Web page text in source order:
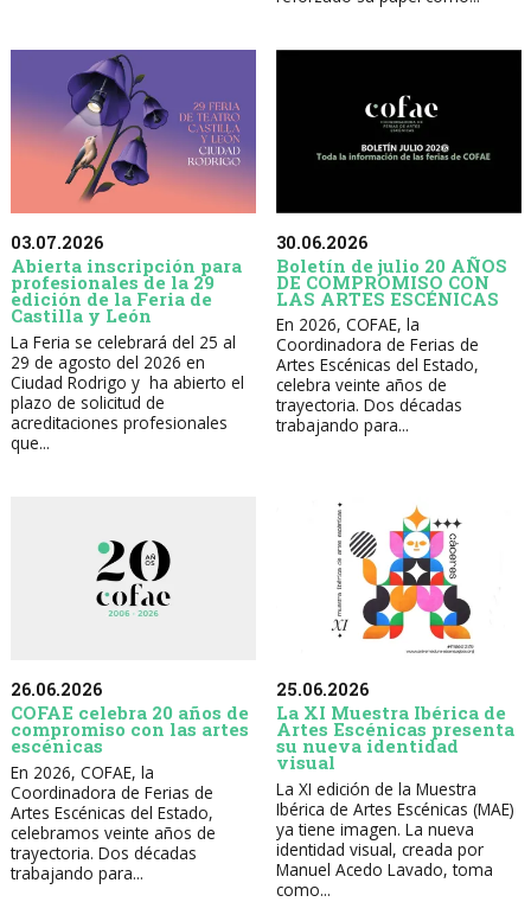
03.07.2026
Abierta inscripción para
profesionales de la 29
edición de la Feria de
Castilla y León
La Feria se celebrará del 25 al
29 de agosto del 2026 en
Ciudad Rodrigo y ha abierto el
plazo de solicitud de
acreditaciones profesionales
que...
30.06.2026
Boletín de julio 20 AÑOS
DE COMPROMISO CON
LAS ARTES ESCÉNICAS
En 2026, COFAE, la
Coordinadora de Ferias de
Artes Escénicas del Estado,
celebra veinte años de
trayectoria. Dos décadas
trabajando para...
26.06.2026
COFAE celebra 20 años de
compromiso con las artes
escénicas
En 2026, COFAE, la
Coordinadora de Ferias de
Artes Escénicas del Estado,
celebramos veinte años de
trayectoria. Dos décadas
trabajando para...
25.06.2026
La XI Muestra Ibérica de
Artes Escénicas presenta
su nueva identidad
visual
La XI edición de la Muestra
Ibérica de Artes Escénicas (MAE)
ya tiene imagen. La nueva
identidad visual, creada por
Manuel Acedo Lavado, toma
como...